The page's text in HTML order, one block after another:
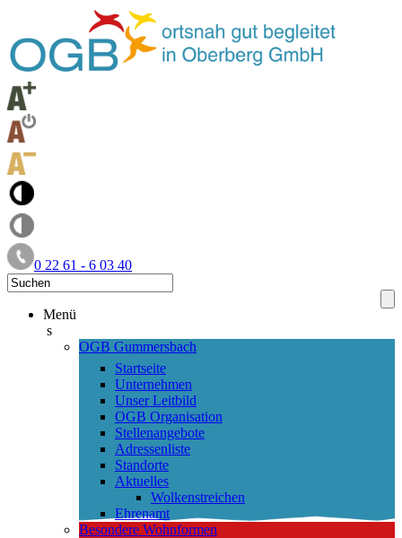
0 22 61 - 6 03 40
Menü
s
OGB Gummersbach
Startseite
Unternehmen
Unser Leitbild
OGB Organisation
Stellenangebote
Adressenliste
Standorte
Aktuelles
Wolkenstreichen
Ehrenamt
Besondere Wohnformen